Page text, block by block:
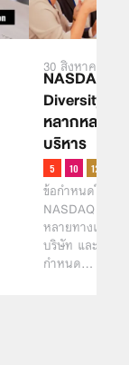
30 สิงหาคม
NASDAQ
Diversity
หลากหลายท
บริหาร
ข้อกำหนดใหม่ใ
NASDAQ จะต้
หลายทางเพศแ
บริษัท และบริษั
กำหนด…